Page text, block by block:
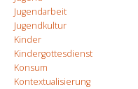
Jugendarbeit
Jugendkultur
Kinder
Kindergottesdienst
Konsum
Kontextualisierung